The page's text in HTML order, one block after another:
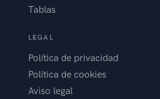
Tablas
LEGAL
Política de privacidad
Política de cookies
Aviso legal